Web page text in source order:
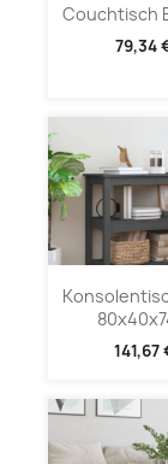
Couchtisch
79,34
141,67